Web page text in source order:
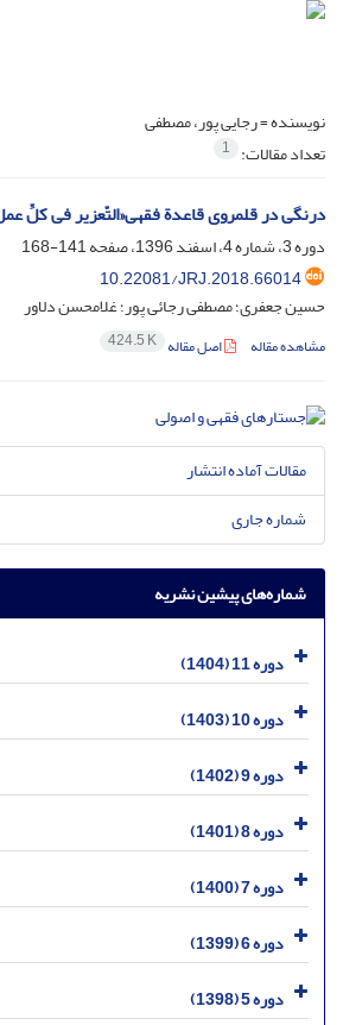
نویسنده =رجایی پور، مصطفی
تعداد مقالات: 1
درنگی در قلمروی قاعدة فقهی«التّعزیر فی کلِّ
دوره 3، شماره 4، اسفند 1396، صفحه
141-168
10.22081/JRJ.2018.66014
حسین جعفری؛ مصطفی رجائی پور؛ غلامحسن دلاور
مشاهده مقاله اصل مقاله 424.5 K
مقالات آماده انتشار
شماره جاری
شماره‌های پیشین نشریه
دوره 11 (1404)
دوره 10 (1403)
دوره 9 (1402)
دوره 8 (1401)
دوره 7 (1400)
دوره 6 (1399)
دوره 5 (1398)